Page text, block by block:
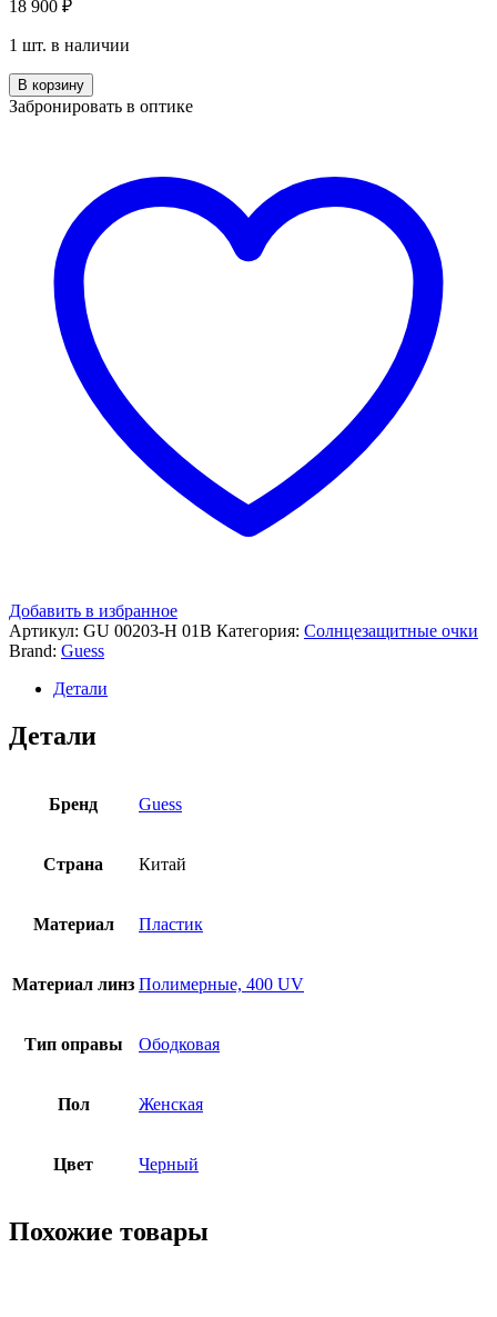
18 900 ₽
1 шт. в наличии
Количество
Guess
В корзину
Забронировать в оптике
Добавить в избранное
Артикул: GU 00203-H 01B Категория: Солнцезащитные очки
Brand: Guess
Детали
Детали
Бренд Guess
Страна Китай
Материал Пластик
Материал линз Полимерные, 400 UV
Тип оправы Ободковая
Пол Женская
Цвет Черный
Похожие товары